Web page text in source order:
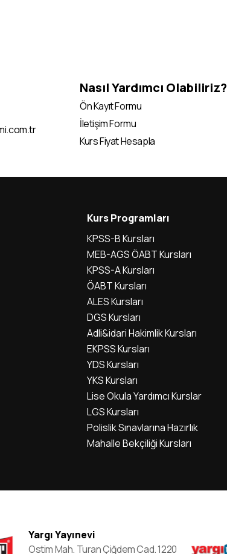
Nasıl Yardımcı Olabiliriz?
Ön Kayıt Formu
İletişim Formu
Kurs Fiyat Hesapla
Kurs Programları
KPSS-B Kursları
MEB-AGS ÖABT Kursları
KPSS-A Kursları
ÖABT Kursları
ALES Kursları
DGS Kursları
Adli&idari Hakimlik Kursları
EKPSS Kursları
YDS Kursları
YKS Kursları
Lise Okula Yardımcı Kurslar
LGS Kursları
Polislik Sınavlarına Hazırlık
Mahalle Bekçiliği Kursları
Yargı Yayınevi
Ostim Mah. Turan Çiğdem Cad. 1220